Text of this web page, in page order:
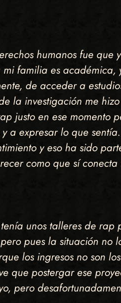
humanos fue
familia es académica,
de acceder a
la investigación me
justo en ese momento
a expresar lo que
y eso ha sido
como que sí
unos talleres de
pues la situación no
los ingresos no son
que postergar ese
pero